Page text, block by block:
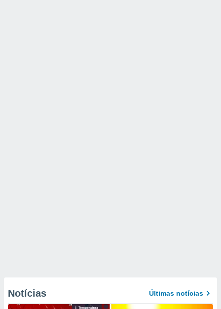
Notícias Últimas notícias